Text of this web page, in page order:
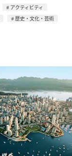
アクティビティ
歴史・文化・芸術